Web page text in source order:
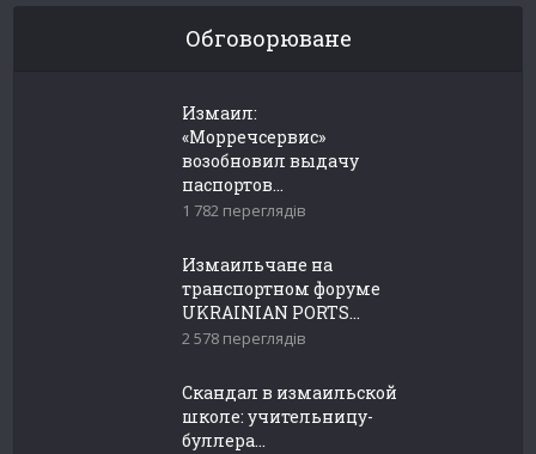
Обговорюване
Измаил:
«Морречсервис»
возобновил выдачу
паспортов...
1 782 переглядів
Измаильчане на
транспортном форуме
UKRAINIAN PORTS...
2 578 переглядів
Скандал в измаильской
школе: учительницу-
буллера...